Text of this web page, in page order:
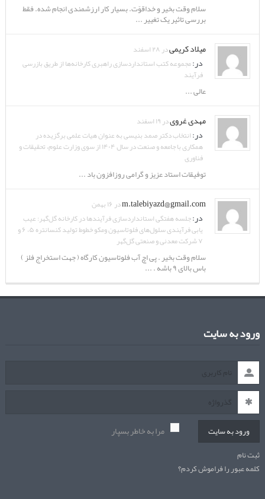
سلام وقت بخیر و خداقوّت. بسیار کار ارزشمندی انجام شده. فقط
بررسی تاثیر یک تغییر ...
میلاد کریمیدر ۲۸ اسفند
در:مجموعه کتب استانداردسازی راهبری کارخانه‌ها از طریق بازرسی
فرآیند
عالی ...
مهدی غرویدر ۱۹ اسفند
در:انتخاب دکتر صمد بنیسی به عنوان هیات علمی برگزیده در
همکاری با جامعه و صنعت در سال ۱۴۰۴ از سوی وزارت علوم، تحقیقات و
فناوری
توفیقات استاد عزیز و گرامی روزافزون باد ...
m.talebiyazd@gmail.comدر ۱۶ بهمن
در:جلسه هفتگی استانداردسازی فرآیندها در کارخانه گل‌گهر: عیب
یابی فرآیندی سلول‌های فلوتاسیون ومکو خطوط تولید کنسانتره ۵، ۶ و
۷ شرکت معدنی و صنعتی گل‌گهر
سلام وقت بخیر . پی اچ آب فلوتاسیون کارگاه ( جهت استخراج فلز )
باس بالای ۹ باشه . ...
ورود به سایت
ورود به سایت مرا به خاطر بسپار
ثبت نام
کلمه عبور را فراموش کردم؟